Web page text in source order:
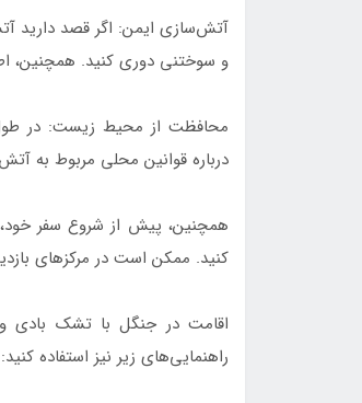
آتش‌سازی ایمن: اگر قصد دارید
و سوختنی دوری کنید. همچنین،
محافظت از محیط زیست: در
درباره قوانین محلی مربوط به
همچنین، پیش از شروع سفر
کنید. ممکن است در مرکزهای
اقامت در جنگل با تشک بادی و
راهنمایی‌های زیر نیز استفاده کنید: